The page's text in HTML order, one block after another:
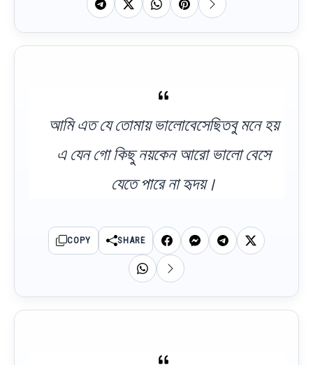
আমি এত যে তোমায় ভালোবেসেছিতবু মনে হয়
এ যেন গো কিছু নয়কেন আরো ভালো বেসে
যেতে পারে না হৃদয়।
COPY SHARE